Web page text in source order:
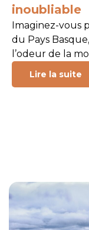
inoubliable
Imaginez-vous
du Pays
l’odeur de la
Lire la suite